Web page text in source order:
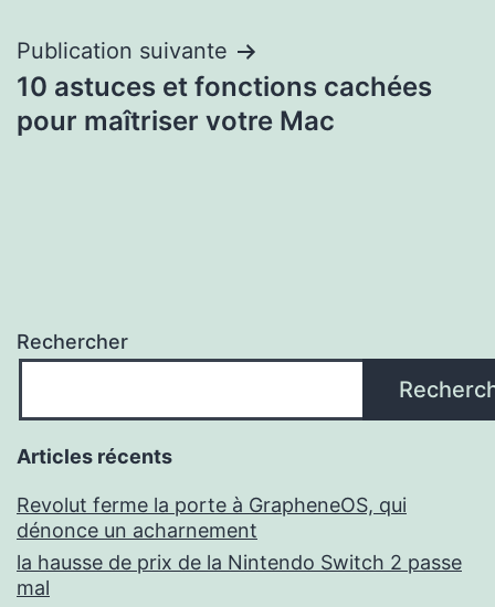
Publication suivante
10 astuces et fonctions cachées
pour maîtriser votre Mac
Rechercher
Articles récents
Revolut ferme la porte à GrapheneOS, qui
dénonce un acharnement
la hausse de prix de la Nintendo Switch 2 passe
mal